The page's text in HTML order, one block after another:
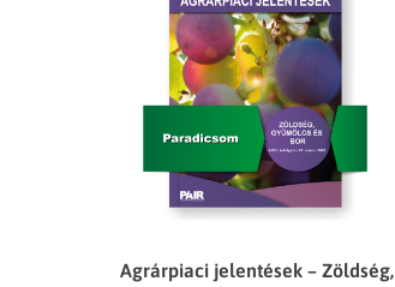
Agrárpiaci jelentések – Zöldség,